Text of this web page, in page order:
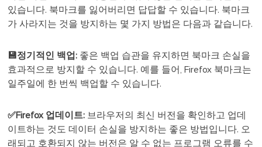
있습니다. 북마크를 잃어버리면 답답할 수 있습니다. 북마크
가 사라지는 것을 방지하는 몇 가지 방법은 다음과 같습니다.
💾정기적인 백업: 좋은 백업 습관을 유지하면 북마크 손실을
효과적으로 방지할 수 있습니다. 예를 들어, Firefox 북마크는
일주일에 한 번씩 백업할 수 있습니다.
✅Firefox 업데이트: 브라우저의 최신 버전을 확인하고 업데
이트하는 것도 데이터 손실을 방지하는 좋은 방법입니다. 오
래되고 호환되지 않는 버전은 알 수 없는 프로그램 오류를 수